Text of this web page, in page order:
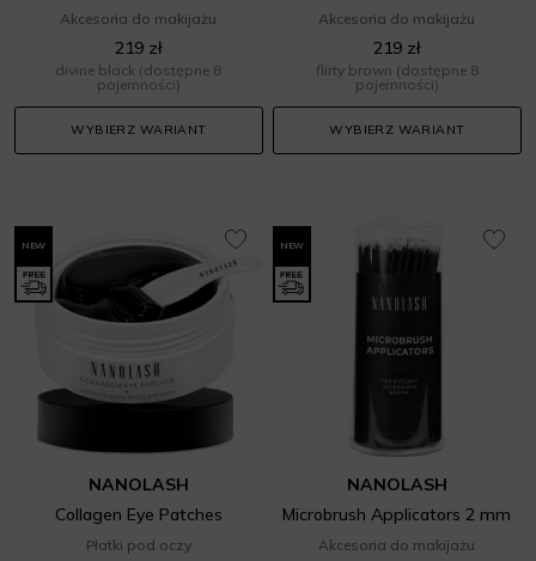
Akcesoria do makijażu
219 zł
divine black (dostępne 8
pojemności)
WYBIERZ WARIANT
Akcesoria do makijażu
219 zł
flirty brown (dostępne 8
pojemności)
WYBIERZ WARIANT
NEW
NANOLASH
Collagen Eye Patches
Płatki pod oczy
NEW
NANOLASH
Microbrush Applicators 2 mm
Akcesoria do makijażu